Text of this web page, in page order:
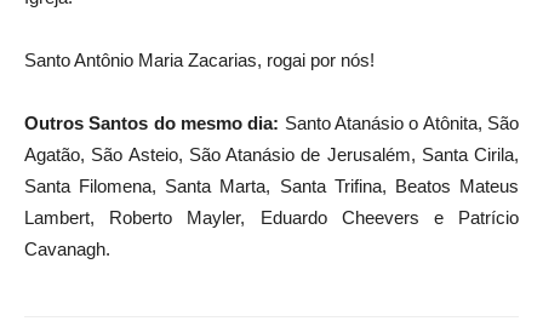
Santo Antônio Maria Zacarias, rogai por nós!
Outros Santos do mesmo dia: Santo Atanásio o Atônita, São
Agatão, São Asteio, São Atanásio de Jerusalém, Santa Cirila,
Santa Filomena, Santa Marta, Santa Trifina, Beatos Mateus
Lambert, Roberto Mayler, Eduardo Cheevers e Patrício
Cavanagh.